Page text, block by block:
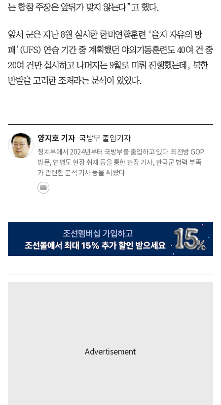
는 합참 주장은 앞뒤가 맞지 않는다”고 했다.
앞서 군은 지난 8월 실시한 한미연합훈련 ‘을지 자유의 방
패’(UFS) 연습 기간 중 계획했던 야외기동훈련도 40여 건 중
20여 건만 실시하고 나머지는 9월로 미뤄 진행했는데, 북한
반발을 고려한 조처라는 분석이 있었다.
양지호 기자 국방부 출입기자
정치부에서 2024년부터 국방부를 출입하고 있다. 최전방 GOP
방문, 연평도 현장 취재 등을 통한 현장 기사, 한국군 병력 부족
과 관련한 분석 기사 등을 써 왔다.